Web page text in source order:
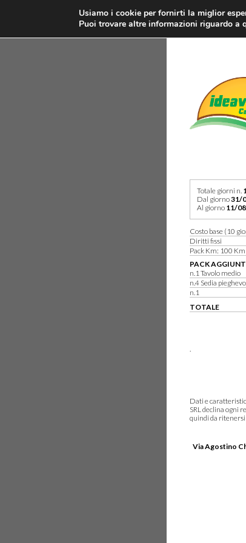
Totale giorni n.
Dal giorno31/
Al giorno 11/
Costo base (10
Diritti fissi
Pack Km: 100
PACK
n.1 Tavolo medio
n.4 Sedia
n.1
TOTALE
Dati e
SRL declina ogni
quindi da
Via Agostino
Usiamo i cookie per fornirti la miglior
Puoi trovare altre informazioni riguardo